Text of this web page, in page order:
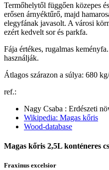
Termőhelytől függően közepes
erősen árnyéktűrő, majd
elegyfának javasolt. A városi
ezért kedvelt sor és parkfa.
Fája értékes, rugalmas
használják.
Átlagos szárazon a súlya: 680
ref.:
Nagy Csaba : Erdészeti
Wikipedia: Magas kőris
Wood-database
Magas kőris 2,5L konténeres
Fraxinus excelsior